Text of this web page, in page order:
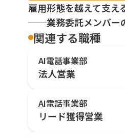
雇用形態を越えて支え
──業務委託メンバー
関連する職種
AI電話事業部
法人営業
AI電話事業部
リード獲得営業